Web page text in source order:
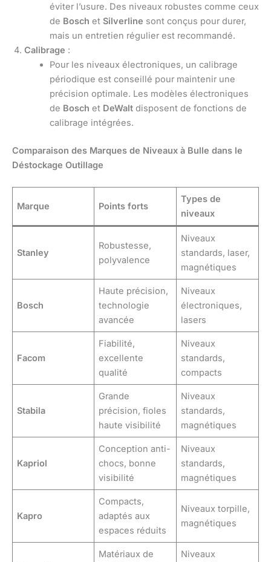
éviter l’usure. Des niveaux robustes comme ceux
de Bosch et Silverline sont conçus pour durer,
mais un entretien régulier est recommandé.
Calibrage :
Pour les niveaux électroniques, un calibrage
périodique est conseillé pour maintenir une
précision optimale. Les modèles électroniques
de Bosch et DeWaltdisposent de fonctions de
calibrage intégrées.
Comparaison des Marques de Niveaux à Bulle dans le
Déstockage Outillage
Marque Points forts
Types de
niveaux
Stanley
Robustesse,
polyvalence
Niveaux
standards, laser,
magnétiques
Bosch
Haute précision,
technologie
avancée
Niveaux
électroniques,
lasers
Facom
Fiabilité,
excellente
qualité
Niveaux
standards,
compacts
Stabila
Grande
précision, fioles
haute visibilité
Niveaux
standards,
magnétiques
Kapriol
Conception anti-
chocs, bonne
visibilité
Niveaux
standards,
magnétiques
Kapro
Compacts,
adaptés aux
espaces réduits
Niveaux torpille,
magnétiques
Matériaux de
Niveaux